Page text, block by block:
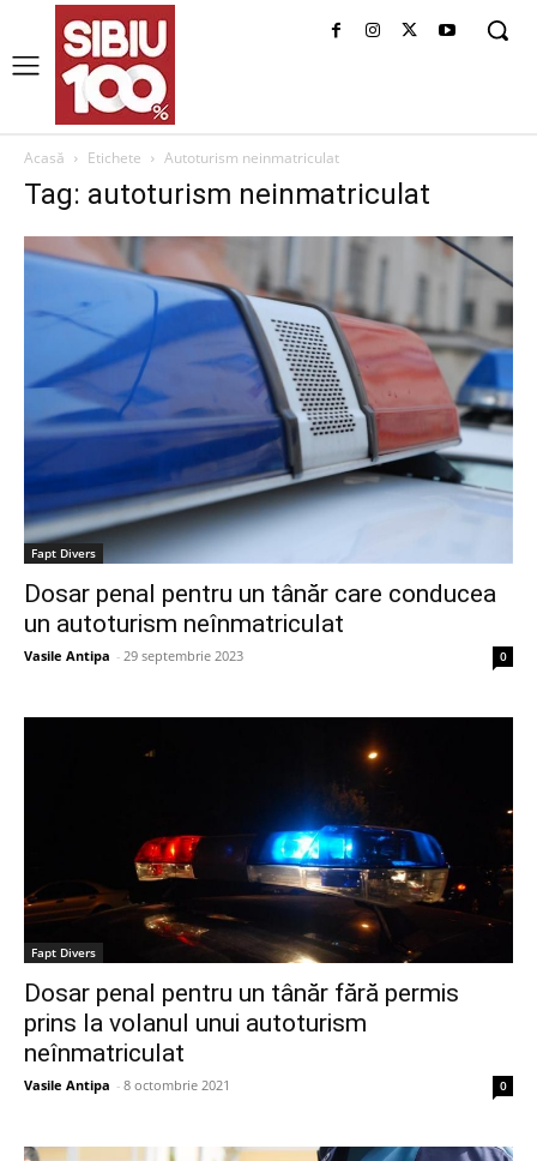
Acasă Etichete Autoturism neinmatriculat
Tag: autoturism neinmatriculat
Fapt Divers
Dosar penal pentru un tânăr care conducea
un autoturism neînmatriculat
Vasile Antipa - 29 septembrie 2023 0
Fapt Divers
Dosar penal pentru un tânăr fără permis
prins la volanul unui autoturism
neînmatriculat
Vasile Antipa - 8 octombrie 2021 0